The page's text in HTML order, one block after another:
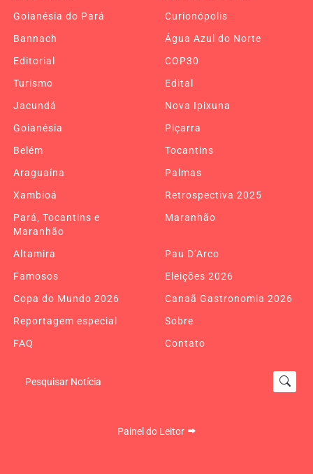
Goianésia do Pará
Curionópolis
Bannach
Água Azul do Norte
Editorial
COP30
Turismo
Edital
Jacundá
Nova Ipixuna
Goianésia
Piçarra
Belém
Tocantins
Araguaína
Palmas
Xambioá
Retrospectiva 2025
Pará, Tocantins e
Maranhão
Maranhão
Altamira
Pau D’Arco
Famosos
Eleições 2026
Copa do Mundo 2026
Canaã Gastronomia 2026
Reportagem especial
Sobre
FAQ
Contato
Pesquisar Notícia
Painel do Leitor